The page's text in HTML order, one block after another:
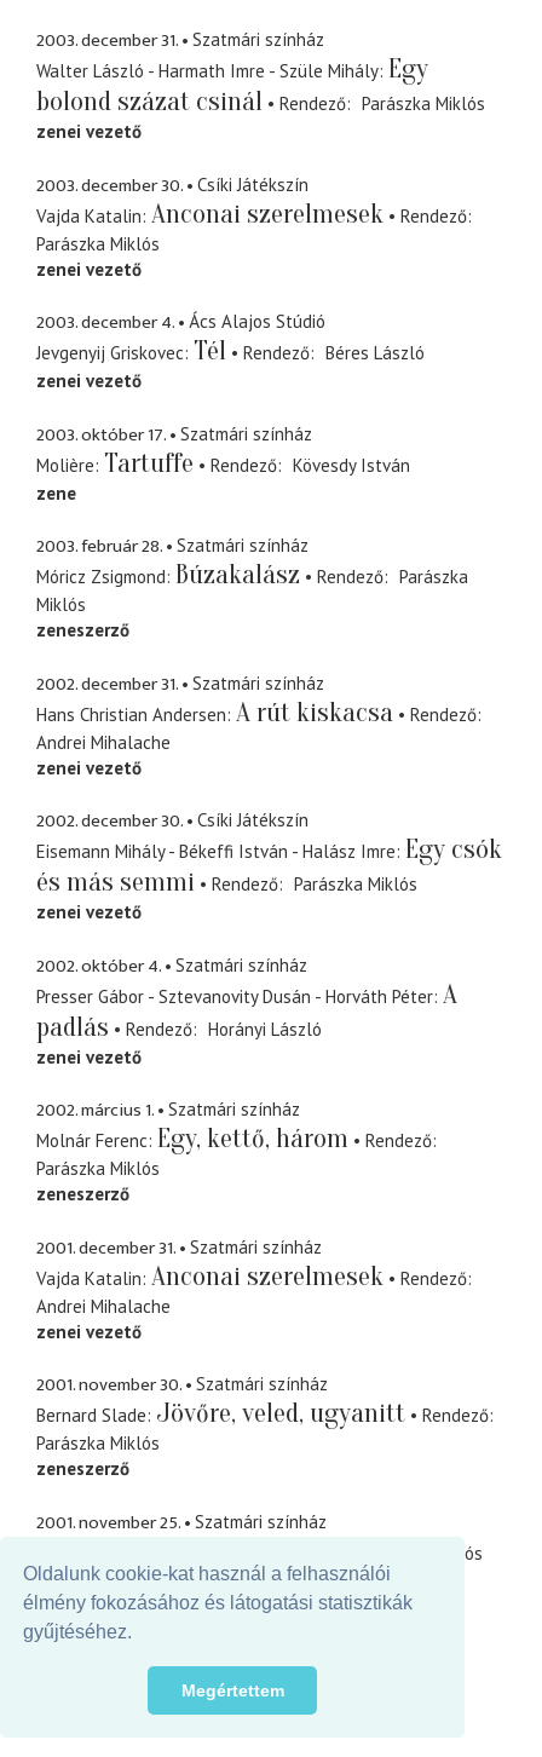
Oldalunk cookie-kat használ a felhasználói
élmény fokozásához és látogatási statisztikák
gyűjtéséhez.
Megértettem
2003. december 31.
Szatmári színház
Walter László - Harmath Imre - Szüle Mihály Egy
bolond százat csinál
Rendező
Parászka Miklós
zenei vezető
2003. december 30.
Csíki Játékszín
Vajda Katalin Anconai szerelmesek
Rendező
Parászka Miklós
zenei vezető
2003. december 4.
Ács Alajos Stúdió
Jevgenyij Griskovec Tél Rendező
Béres László
zenei vezető
2003. október 17.
Szatmári színház
Molière Tartuffe Rendező
Kövesdy István
zene
2003. február 28.
Szatmári színház
Móricz Zsigmond Búzakalász Rendező
Parászka
Miklós
zeneszerző
2002. december 31.
Szatmári színház
Hans Christian Andersen A rút kiskacsa
Rendező
Andrei Mihalache
zenei vezető
2002. december 30.
Csíki Játékszín
Eisemann Mihály - Békeffi István - Halász Imre Egy csók
és más semmi
Rendező
Parászka Miklós
zenei vezető
2002. október 4.
Szatmári színház
Presser Gábor - Sztevanovity Dusán - Horváth Péter A
padlás
Rendező
Horányi László
zenei vezető
2002. március 1.
Szatmári színház
Molnár Ferenc Egy, kettő, három
Rendező
Parászka Miklós
zeneszerző
2001. december 31.
Szatmári színház
Vajda Katalin Anconai szerelmesek
Rendező
Andrei Mihalache
zenei vezető
2001. november 30.
Szatmári színház
Bernard Slade Jövőre, veled, ugyanitt
Rendező
Parászka Miklós
zeneszerző
2001. november 25. Szatmári színház
Tóth-Páll Miklós
zeneszerző
2001. május 30.
A négyszögletű kerek erdő
Márk-Nagy Ágota
zenei szerkesztő